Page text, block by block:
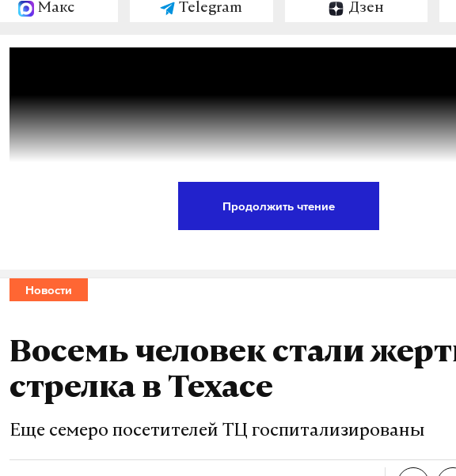
Денис Герасимов журналист отдела «undefined»
Макс Telegram Дзен
Для детей организуют мастер-классы по высадке растений.
весело и полезно для развития мелкой моторики, а также
относиться к окружающему миру и природе.
Подросткам очень нравятся уроки по рисованию. Здесь они
Продолжить чтение
Новости
Восемь человек стали
стрелка в Техасе
Еще семеро посетителей ТЦ госпитализированы